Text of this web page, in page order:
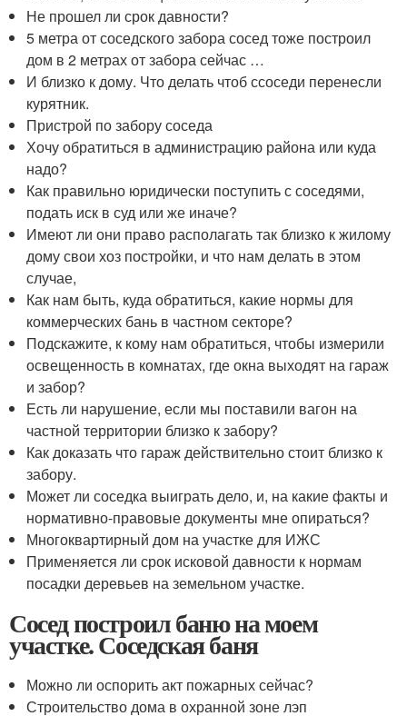
Не прошел ли срок давности?
5 метра от соседского забора сосед тоже построил
дом в 2 метрах от забора сейчас …
И близко к дому. Что делать чтоб ссоседи перенесли
курятник.
Пристрой по забору соседа
Хочу обратиться в администрацию района или куда
надо?
Как правильно юридически поступить с соседями,
подать иск в суд или же иначе?
Имеют ли они право располагать так близко к жилому
дому свои хоз постройки, и что нам делать в этом
случае,
Как нам быть, куда обратиться, какие нормы для
коммерческих бань в частном секторе?
Подскажите, к кому нам обратиться, чтобы измерили
освещенность в комнатах, где окна выходят на гараж
и забор?
Есть ли нарушение, если мы поставили вагон на
частной территории близко к забору?
Как доказать что гараж действительно стоит близко к
забору.
Может ли соседка выиграть дело, и, на какие факты и
нормативно-правовые документы мне опираться?
Многоквартирный дом на участке для ИЖС
Применяется ли срок исковой давности к нормам
посадки деревьев на земельном участке.
Сосед построил баню на моем
участке. Соседская баня
Можно ли оспорить акт пожарных сейчас?
Строительство дома в охранной зоне лэп